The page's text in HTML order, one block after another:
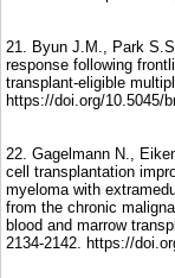
21. Byun J.M., Park
response following
transplant-eligible
https://doi.org/10.5045/
22. Gagelmann N.,
cell transplantation
myeloma with
from the chronic
blood and marrow
2134-2142. https://